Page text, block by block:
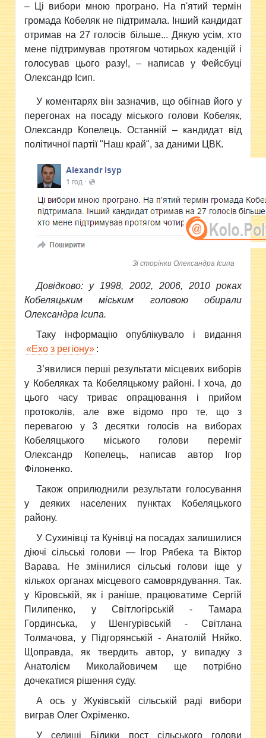
–
Ці вибори мною програно. На п'ятий термін
громада Кобеляк не підтримала.
Інший кандидат
отримав на 27 голосів більше... Дякую усім, хто
мене підтримував протягом чотирьох каденцій і
голосував цього разу!, – написав у Фейсбуці
Олександр Ісип.
У коментарях він зазначив, що обігнав його у
перегонах на посаду міського голови Кобеляк,
Олександр Копелець. Останній – кандидат від
політичної партії "Наш край", за даними ЦВК.
Зі сторінки Олександра Ісипа
Довідково: у1998, 2002, 2006, 2010 роках
Кобеляцьким міським головою обирали
Олександра Ісипа.
Таку інформацію опублікувало і видання
«Ехо з регіону» :
З’явилися перші результати місцевих виборів
у Кобеляках та Кобеляцькому районі. І хоча, до
цього часу триває опрацювання і прийом
протоколів, але вже відомо про те, що з
перевагою у 3 десятки голосів на виборах
Кобеляцького міського голови переміг
Олександр Копелець, написав автор Ігор
Філоненко.
Також оприлюднили результати голосування
у деяких населених пунктах Кобеляцького
району.
У Сухинівці та Кунівці на посадах залишилися
діючі сільські голови — Ігор Рябека та Віктор
Варава.
Не змінилися сільські голови іще у
кількох органах місцевого самоврядування. Так.
у Кіровській, як і раніше, працюватиме Сергій
Пилипенко, у Світлогірській - Тамара
Гординська, у Шенгурівській - Світлана
Толмачова, у Підгорянській - Анатолій Няйко.
Щоправда, як твердить автор, у випадку з
Анатолієм Миколайовичем ще потрібно
дочекатися рішення суду.
А ось у Жуківській сільській раді вибори
виграв Олег Охріменко.
У селищі Білики пост сільського голови